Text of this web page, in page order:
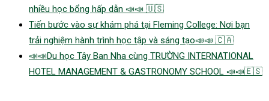
nhiều học bổng hấp dẫn 📣📣 🇺🇸
Tiến bước vào sự khám phá tại Fleming College: Nơi bạn
trải nghiệm hành trình học tập và sáng tạo📣📣 🇨🇦
📣📣Du học Tây Ban Nha cùng TRƯỜNG INTERNATIONAL
HOTEL MANAGEMENT & GASTRONOMY SCHOOL 📣📣🇪🇸